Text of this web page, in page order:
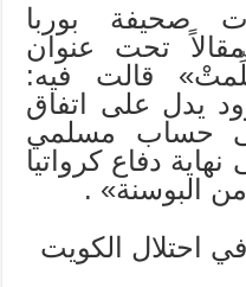
92 نشرت صحيفة بوربا
تحت عنوان
قالت فيه:
يدل على اتفاق
حساب مسلمي
دفاع كرواتيا
البوسنة» .
احتلال الكويت